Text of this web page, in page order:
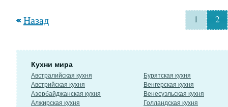
Назад 1 2
Кухни мира
Австралийская кухня
Австрийская кухня
Азербайджанская кухня
Алжирская кухня
Бурятская кухня
Венгерская кухня
Венесуэльская кухня
Голландская кухня